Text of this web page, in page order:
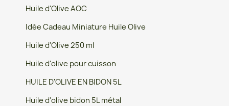
Huile d'Olive AOC
Idée Cadeau Miniature Huile Olive
Huile d'Olive 250 ml
Huile d'olive pour cuisson
HUILE D'OLIVE EN BIDON 5L
Huile d'olive bidon 5L métal